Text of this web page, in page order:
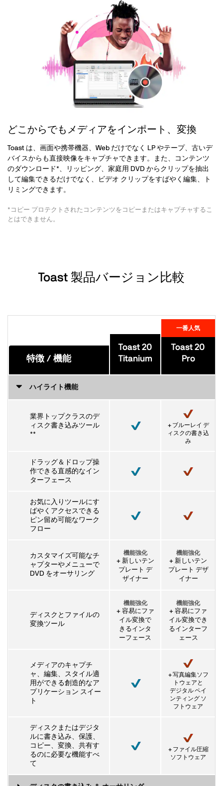
どこからでもメディアをインポート、変換
Toast は、画面や携帯機器、Web だけでなく LP やテープ、古いデ
バイスからも直接映像をキャプチャできます。また、コンテンツ
のダウンロード*、リッピング、家庭用 DVD からクリップを抽出
して編集できるだけでなく、ビデオ クリップをすばやく編集、ト
リミングできます。
*コピー プロテクトされたコンテンツをコピーまたはキャプチャするこ
とはできません。
Toast 製品バージョン比較
特徴 / 機能
Toast 20
Titanium
一番人気
Toast 20
Pro
ハイライト機能
業界トップクラスのデ
ィスク書き込みツール
**
+ ブルーレイ デ
ィスクの書き込
み
ドラッグ＆ドロップ操
作できる直感的なイン
ターフェース
お気に入りツールにす
ばやくアクセスできる
ピン留め可能なワーク
フロー
カスタマイズ可能なチ
ャプターやメニューで
DVD をオーサリング
機能強化
+ 新しいテン
プレート デ
ザイナー
機能強化
+ 新しいテン
プレート デザ
イナー
ディスクとファイルの
変換ツール
機能強化
+ 容易にファ
イル変換で
きるインタ
ーフェース
機能強化
+ 容易にファ
イル変換でき
るインターフ
ェース
メディアのキャプチ
ャ、編集、スタイル適
用ができる創造的なア
プリケーション スイー
ト
+ 写真編集ソフ
トウェアと
デジタル ペイ
ンティング ソ
フトウェア
ディスクまたはデジタ
ルに書き込み、保護、
コピー、変換、共有す
るのに必要な機能すべ
て
+ ファイル圧縮
ソフトウェア